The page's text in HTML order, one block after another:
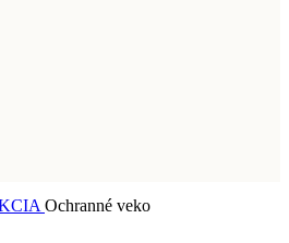
Ochranné veko